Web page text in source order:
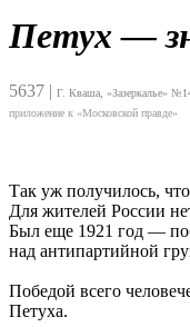
Петух —
5637 | Г. Кваша, «Зазеркалье»
приложение к «Московской правде»
Так уж получилось,
Для жителей России
Был еще 1921 год —
над антипартийной
Победой всего
Петуха.